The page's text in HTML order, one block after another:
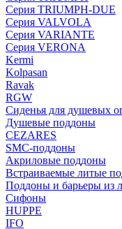
Серия TRIUMPH-DUE
Серия VALVOLA
Серия VARIANTE
Серия VERONA
Kermi
Kolpasan
Ravak
RGW
Сиденья для душевых
Душевые поддоны
CEZARES
SMC-поддоны
Акриловые поддоны
Встраиваемые литые
Поддоны и барьеры из
Сифоны
HUPPE
IFO